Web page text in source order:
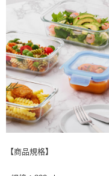
【商品規格】